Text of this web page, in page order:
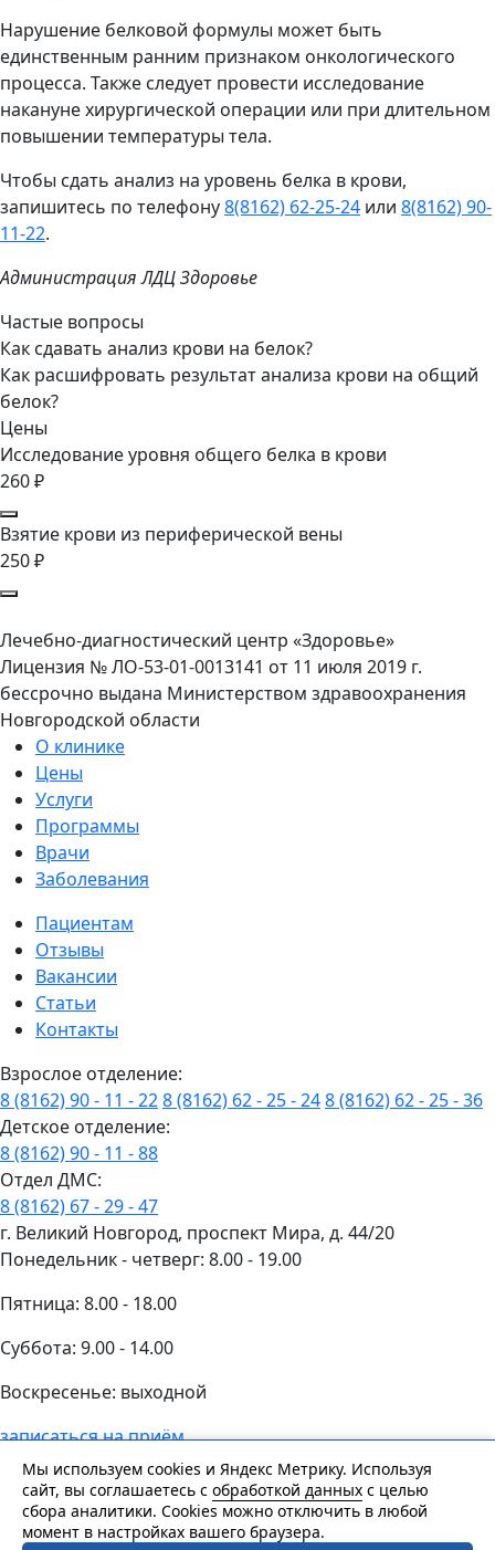
Нарушение белковой формулы может быть
единственным ранним признаком онкологического
процесса. Также следует провести исследование
накануне хирургической операции или при длительном
повышении температуры тела.
Чтобы сдать анализ на уровень белка в крови,
запишитесь по телефону8(8162) 62-25-24 или 8(8162) 90-
11-22.
Администрация ЛДЦ Здоровье
Частые вопросы
Как сдавать анализ крови на белок?
Как расшифровать результат анализа крови на общий
белок?
Цены
Исследование уровня общего белка в крови
260 ₽
Взятие крови из периферической вены
250 ₽
Лечебно-диагностический центр «Здоровье»
Лицензия № ЛО-53-01-0013141 от 11 июля 2019 г.
бессрочно выдана Министерством здравоохранения
Новгородской области
О клинике
Цены
Услуги
Программы
Врачи
Заболевания
Пациентам
Отзывы
Вакансии
Статьи
Контакты
Взрослое отделение:
8 (8162) 90 - 11 - 228 (8162) 62 - 25 - 248 (8162) 62 - 25 - 36
Детское отделение:
8 (8162) 90 - 11 - 88
Отдел ДМС:
8 (8162) 67 - 29 - 47
г. Великий Новгород, проспект Мира, д. 44/20
Понедельник - четверг: 8.00 - 19.00
Пятница: 8.00 - 18.00
Суббота: 9.00 - 14.00
Воскресенье: выходной
записаться на приём
Сайт носит информационный характер и не является
публичной офертой, определяемой положениями
Статьи 437 (2) ГК РФ.
© 1997-2024, все права защищены.
Мы используем cookies и Яндекс Метрику. Используя
сайт, вы соглашаетесь с обработкой данных с целью
сбора аналитики. Cookies можно отключить в любой
момент в настройках вашего браузера.